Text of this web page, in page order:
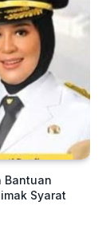
Bantuan
Syarat